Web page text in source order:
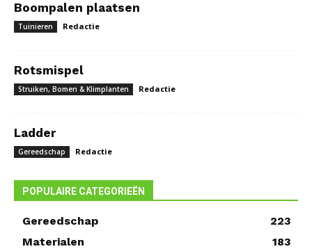
Boompalen plaatsen
Tuinieren Redactie
Rotsmispel
Struiken, Bomen & Klimplanten Redactie
Ladder
Gereedschap Redactie
POPULAIRE CATEGORIEËN
Gereedschap
223
Materialen
183